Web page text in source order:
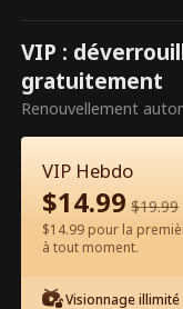
Ce sont
60
VIP :
gratuitement
Renouvellement
VIP Hebdo
$14.99 $19.99
$14.99 pour la
à tout moment.
Visionnage illimité